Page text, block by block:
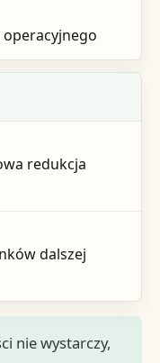
operacyjnego
redukcja
dalszej
nie wystarczy,